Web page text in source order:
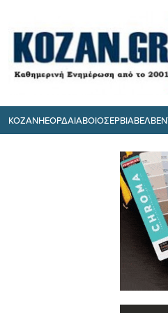
ΚΟΖΑΝΗΕΟΡΔΑΙΑΒΟΙΟΣΕΡΒΙΑ